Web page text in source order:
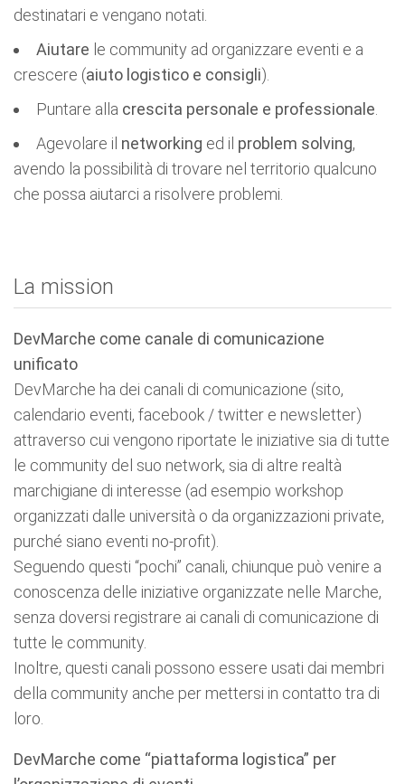
destinatari e vengano notati.
Aiutare le community ad organizzare eventi e a
crescere (aiuto logistico e consigli).
Puntare alla crescita personale e professionale
Agevolare il networking ed il problem solving,
avendo la possibilità di trovare nel territorio qualcuno
che possa aiutarci a risolvere problemi.
La mission
DevMarche come canale di comunicazione
unificato
DevMarche ha dei canali di comunicazione (sito,
calendario eventi, facebook / twitter e newsletter)
attraverso cui vengono riportate le iniziative sia di tutte
le community del suo network, sia di altre realtà
marchigiane di interesse (ad esempio workshop
organizzati dalle università o da organizzazioni private,
purché siano eventi no-profit).
Seguendo questi “pochi” canali, chiunque può venire a
conoscenza delle iniziative organizzate nelle Marche,
senza doversi registrare ai canali di comunicazione di
tutte le community.
Inoltre, questi canali possono essere usati dai membri
della community anche per mettersi in contatto tra di
loro.
DevMarche come “piattaforma logistica” per